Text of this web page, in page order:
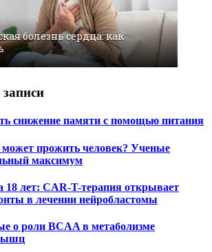
болезнь сердца: как
снижение памяти с помощью питания
может прожить человек? Ученые
максимум
18 лет: CAR-T-терапия открывает
в лечении нейробластомы
о роли BCAA в метаболизме